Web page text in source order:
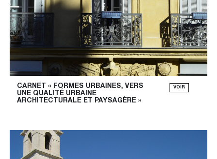
CARNET « FORMES URBAINES, VERS
UNE QUALITÉ URBAINE
ARCHITECTURALE ET PAYSAGÈRE »
VOIR